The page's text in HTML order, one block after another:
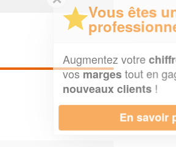
Vous êtes un
professionnel ?
votrechiffre d'affaireset
tout en gagnant de
clients!